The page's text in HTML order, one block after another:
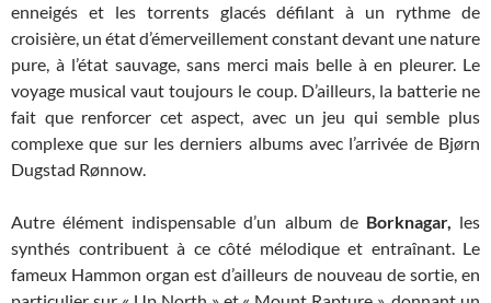
enneigés et les torrents glacés défilant à un rythme de
croisière, un état d’émerveillement constant devant une nature
pure, à l’état sauvage, sans merci mais belle à en pleurer. Le
voyage musical vaut toujours le coup. D’ailleurs, la batterie ne
fait que renforcer cet aspect, avec un jeu qui semble plus
complexe que sur les derniers albums avec l’arrivée de Bjørn
Dugstad Rønnow.
Autre élément indispensable d’un album de Borknagar, les
synthés contribuent à ce côté mélodique et entraînant. Le
fameux Hammon organ est d’ailleurs de nouveau de sortie, en